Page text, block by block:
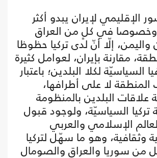
الإقليمي لإيران يبدو أكثر
وخصوصا في كلٍ من العراق
واليمن، إلّا أنّ لدى تركيا حظوظا
مقارنة بإيران، لعوامل كثيرة
السياسيّة لكلا البلدين؛ باعتبار
لا على أطرافها،
علاقات البلدين بالمنظومة
تركيا السياسيّة، ولوجود قبول
الإسلامي والعربي
وثقافية، وهو ما سهّل لتركيا
سوريا والعراق والصومال